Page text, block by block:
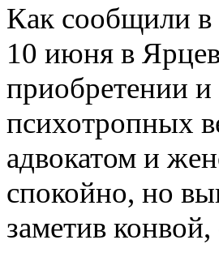
Как сообщили
10 июня в
приобретении и
психотропных
адвокатом и
спокойно, но
заметив